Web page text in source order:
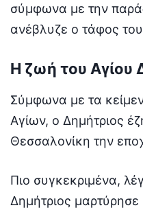
σύμφωνα με την
ανέβλυζε ο τάφος
Η ζωή του Αγίου
Σύμφωνα με τα
Αγίων, ο Δημήτριος
Θεσσαλονίκη την
Πιο συγκεκριμένα,
Δημήτριος μαρτύρησε